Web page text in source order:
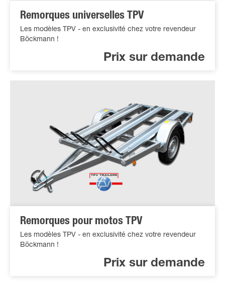
Remorques universelles TPV
Les modèles TPV - en exclusivité chez votre revendeur
Böckmann !
Prix sur demande
Remorques pour motos TPV
Les modèles TPV - en exclusivité chez votre revendeur
Böckmann !
Prix sur demande